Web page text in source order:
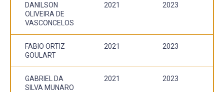
DANILSON
OLIVEIRA DE
VASCONCELOS
2021 2023
FABIO ORTIZ
GOULART
2021 2023
GABRIEL DA
SILVA MUNARO
2021 2023